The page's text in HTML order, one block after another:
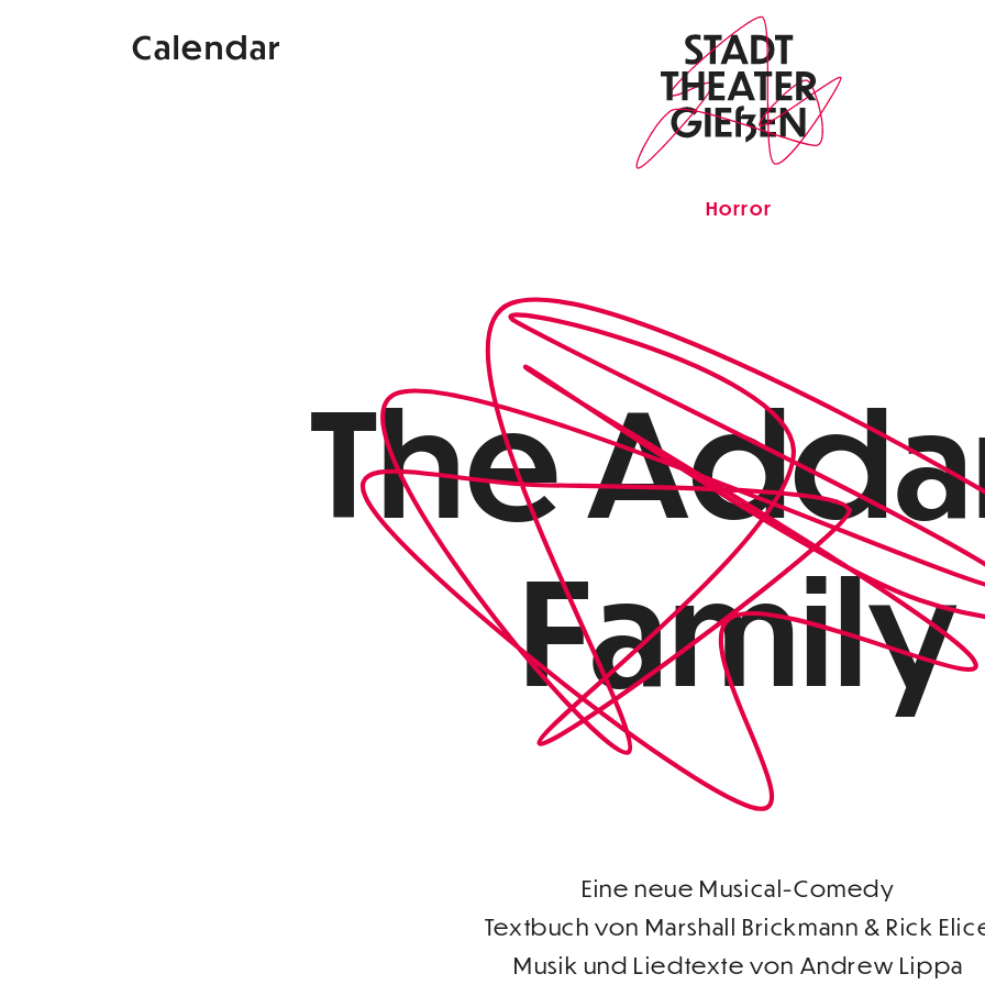
Calendar
Horror
The
Family
Eine neue Musical-Comedy
Textbuch von Marshall Brickmann & Rick
Musik und Liedtexte von Andrew Lippa